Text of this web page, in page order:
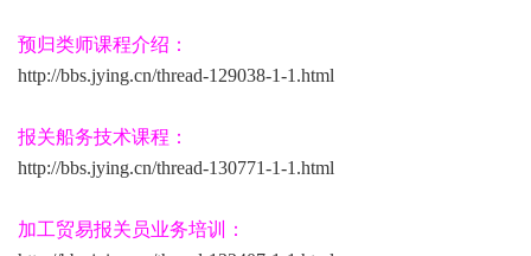
预归类师课程介绍：
http://bbs.jying.cn/thread-129038-1-1.html
报关船务技术课程：
http://bbs.jying.cn/thread-130771-1-1.html
加工贸易报关员业务培训：